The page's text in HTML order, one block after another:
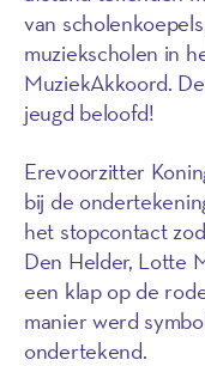
van
muziekscholen in
MuziekAkkoord.
jeugd beloofd!
Erevoorzitter
bij de
het stopcontact
Den Helder, Lotte
een klap op de
manier werd
ondertekend.